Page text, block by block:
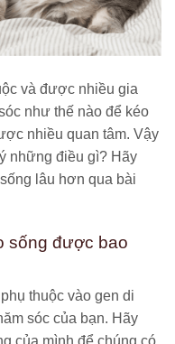
và được nhiều gia
như thế nào để kéo
nhiều quan tâm. Vậy
những điều gì? Hãy
lâu hơn qua bài
sống được bao
thuộc vào gen di
sóc của bạn. Hãy
của mình để chúng có